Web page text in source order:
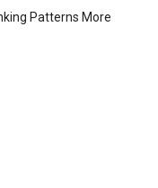
Patterns More